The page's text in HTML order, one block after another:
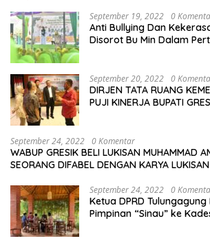
September 19, 2022 0
Anti Bullying Dan
Disorot Bu Min Dalam
September 20, 2022 0
DIRJEN TATA RUANG
PUJI KINERJA BUPATI
September 24, 2022 0 Komentar
WABUP GRESIK BELI LUKISAN MUHAMMAD
SEORANG DIFABEL DENGAN KARYA
September 24, 2022 0
Ketua DPRD
Pimpinan “Sinau” ke